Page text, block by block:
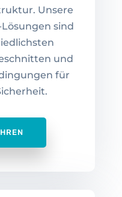
Unsere
sind
und
für